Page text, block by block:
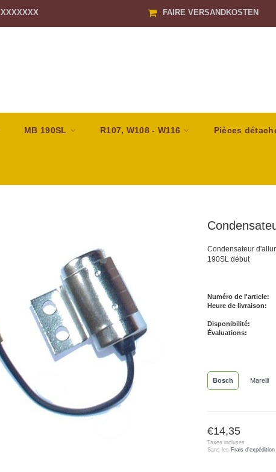
XXXXXXX FAIRE VERSANDKOSTEN
MB 190SL R107, W108 - W116 Pièces
Condensateur
190SL début
Numéro de l'article:
Heure de livraison:
Disponibilité:
Évaluations:
Bosch Marelli
€14,35
Taxes incluses
Sans les Frais d'expédition